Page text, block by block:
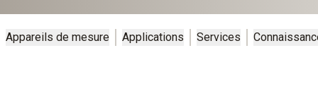
Appareils de mesure Applications Services